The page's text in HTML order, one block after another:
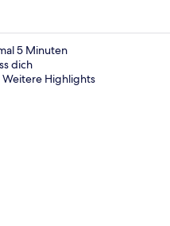
5 Minuten
dich
Highlights